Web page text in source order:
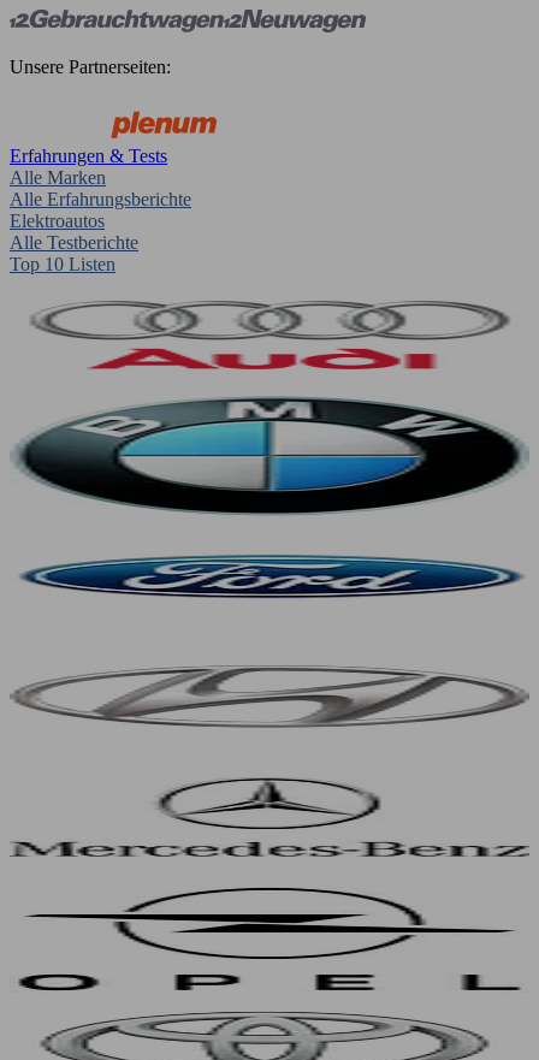
Unsere Partnerseiten:
Erfahrungen & Tests
Alle Marken
Alle Erfahrungsberichte
Elektroautos
Alle Testberichte
Top 10 Listen